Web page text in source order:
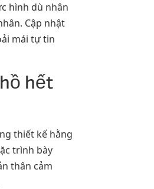
hình dù nhân
Cập nhật
mái tự tin
hết
thiết kế hằng
trình bày
thân cảm